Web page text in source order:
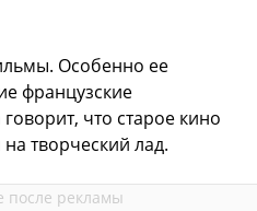
Особенно ее
французские
что старое кино
творческий лад.